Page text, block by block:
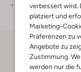
verbessert wird.
platziert und
Marketing-
Präferenzen zu
Angebote zu
Zustimmung.
werden nur die
+ mehr farben